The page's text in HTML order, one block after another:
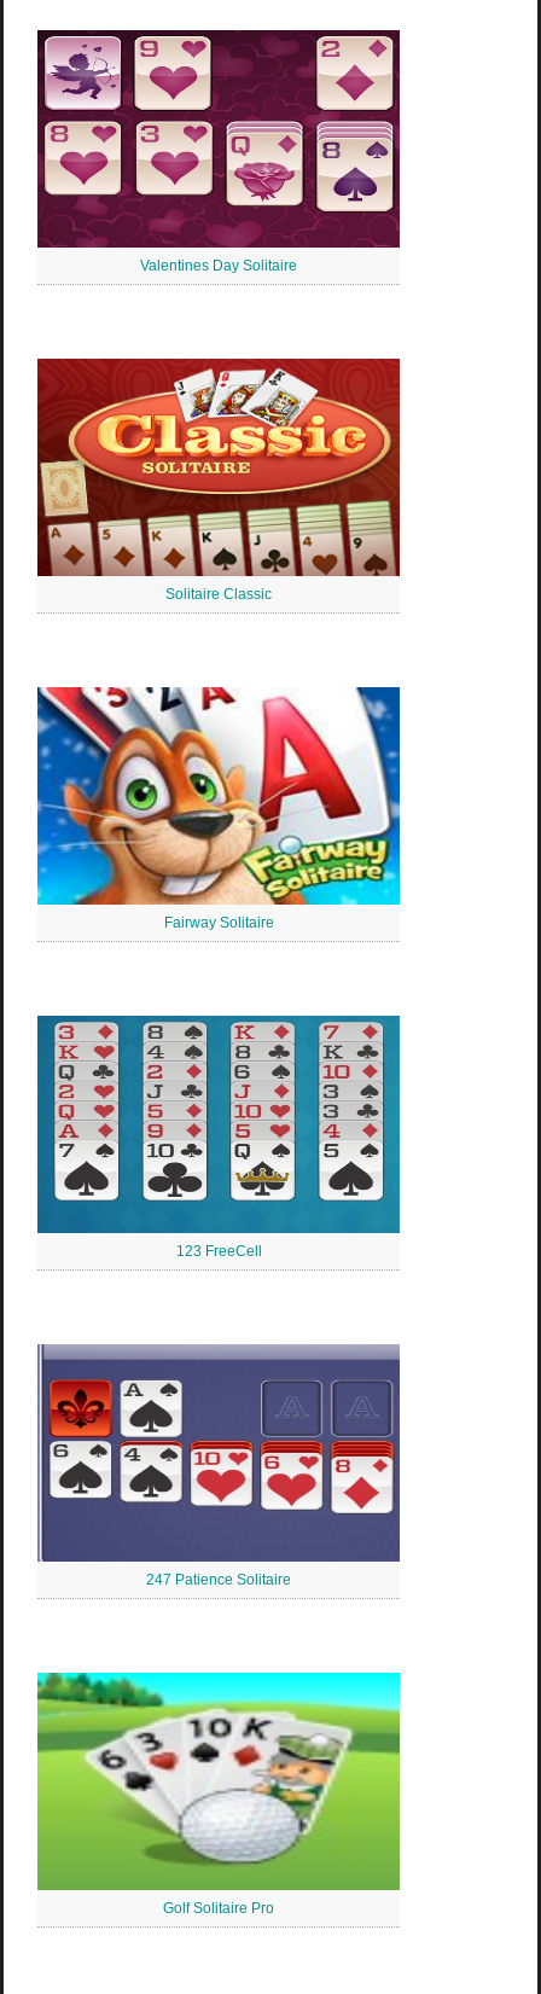
Valentines Day Solitaire
Solitaire Classic
Fairway Solitaire
123 FreeCell
247 Patience Solitaire
Golf Solitaire Pro